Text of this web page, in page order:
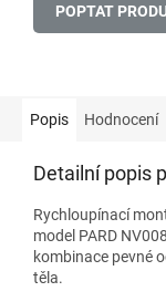
POPTAT
Popis Hodnocení
Detailní popis
Rychloupínací
model PARD
kombinace pevné
těla.